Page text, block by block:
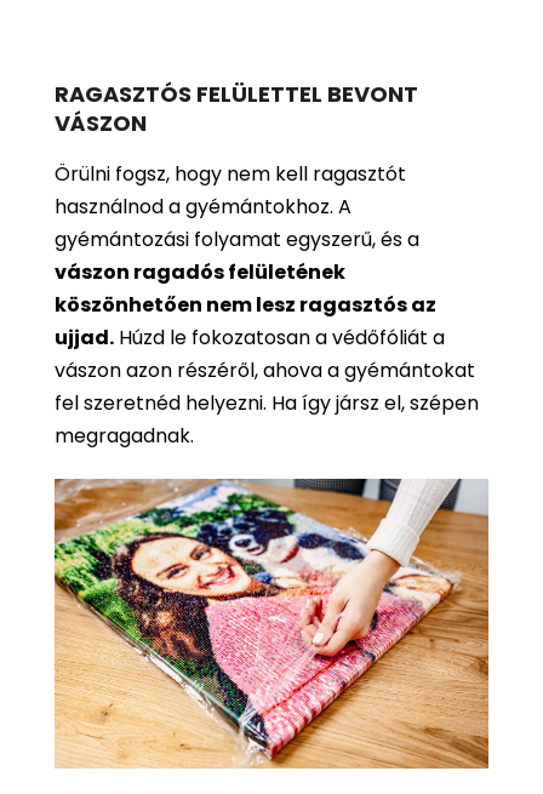
RAGASZTÓS FELÜLETTEL BEVONT
VÁSZON
Örülni fogsz, hogy nem kell ragasztót
használnod a gyémántokhoz. A
gyémántozási folyamat egyszerű, és a
vászon ragadós felületének
köszönhetően nem lesz ragasztós az
ujjad. Húzd le fokozatosan a védőfóliát a
vászon azon részéről, ahova a gyémántokat
fel szeretnéd helyezni. Ha így jársz el, szépen
megragadnak.